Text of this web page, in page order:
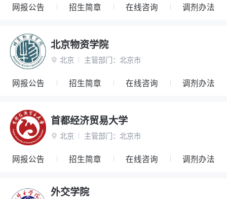
网报公告 招生简章 在线咨询 调剂办法
北京物资学院
 北京 主管部门： 北京市
网报公告 招生简章 在线咨询 调剂办法
首都经济贸易大学
 北京 主管部门： 北京市
网报公告 招生简章 在线咨询 调剂办法
外交学院